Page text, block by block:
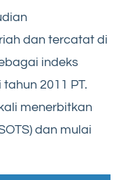
dan tercatat di
indeks
2011 PT.
menerbitkan
dan mulai